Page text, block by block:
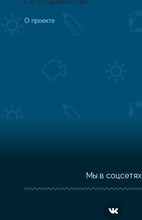
О проекте
Мы в соцсетях